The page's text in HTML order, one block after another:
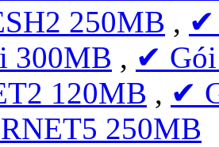
250MB , ✔
300MB , ✔ Gói
120MB , ✔
250MB